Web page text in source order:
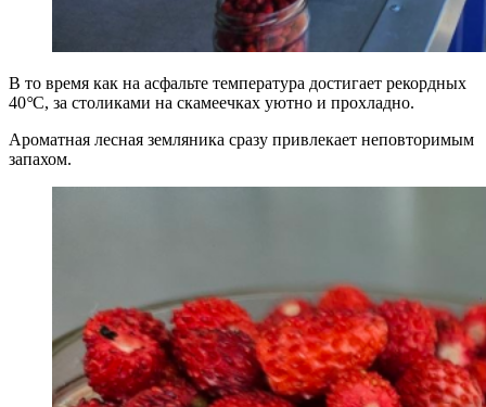
В то время как на асфальте температура достигает рекордных
40°С, за столиками на скамеечках уютно и прохладно.
Ароматная лесная земляника сразу привлекает неповторимым
запахом.